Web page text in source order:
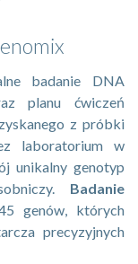
badanie DNA
planu ćwiczeń
z próbki
laboratorium w
unikalny genotyp
Badanie
genów, których
precyzyjnych